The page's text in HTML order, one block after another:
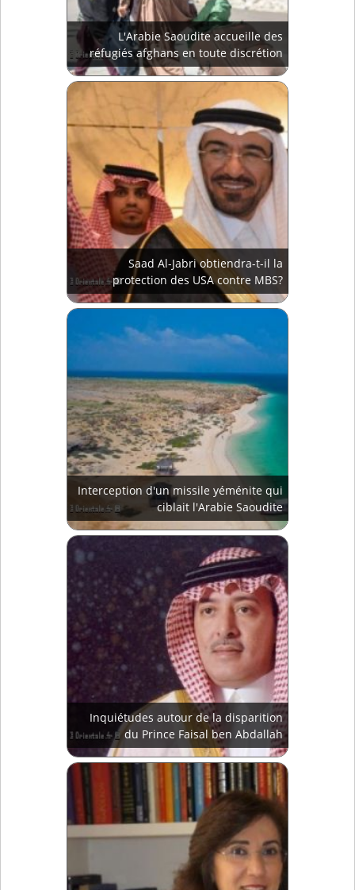
L'Arabie Saoudite accueille des
réfugiés afghans en toute discrétion
Saad Al-Jabri obtiendra-t-il la
protection des USA contre MBS?
Interception d'un missile yéménite qui
ciblait l'Arabie Saoudite
Inquiétudes autour de la disparition
du Prince Faisal ben Abdallah